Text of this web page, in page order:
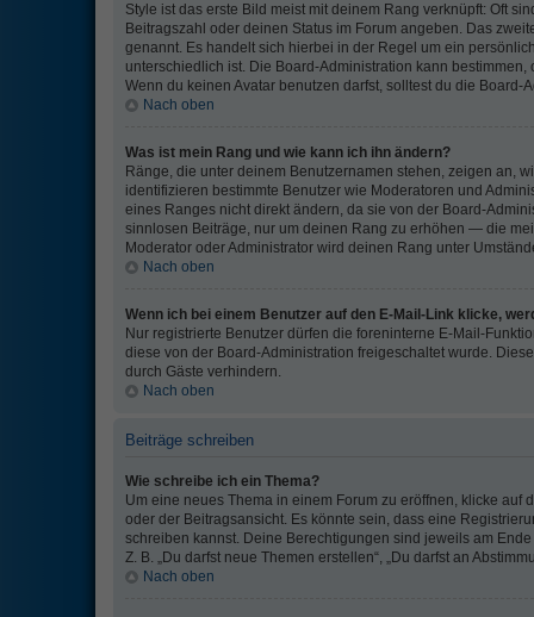
Style ist das erste Bild meist mit deinem Rang verknüpft: Oft
Beitragszahl oder deinen Status im Forum angeben. Das
genannt. Es handelt sich hierbei in der Regel um ein
unterschiedlich ist. Die Board-Administration kann
Wenn du keinen Avatar benutzen darfst, solltest du die
Nach oben
Was ist mein Rang und wie kann ich ihn ändern?
Ränge, die unter deinem Benutzernamen stehen, zeigen an,
identifizieren bestimmte Benutzer wie Moderatoren und
eines Ranges nicht direkt ändern, da sie von der Board-
sinnlosen Beiträge, nur um deinen Rang zu erhöhen — die
Moderator oder Administrator wird deinen Rang unter
Nach oben
Wenn ich bei einem Benutzer auf den E-Mail-Link klicke,
Nur registrierte Benutzer dürfen die foreninterne E-Mail-
diese von der Board-Administration freigeschaltet wurde.
durch Gäste verhindern.
Nach oben
Beiträge schreiben
Wie schreibe ich ein Thema?
Um eine neues Thema in einem Forum zu eröffnen, klicke auf
oder der Beitragsansicht. Es könnte sein, dass eine
schreiben kannst. Deine Berechtigungen sind jeweils am
Z. B. „Du darfst neue Themen erstellen“, „Du darfst an
Nach oben